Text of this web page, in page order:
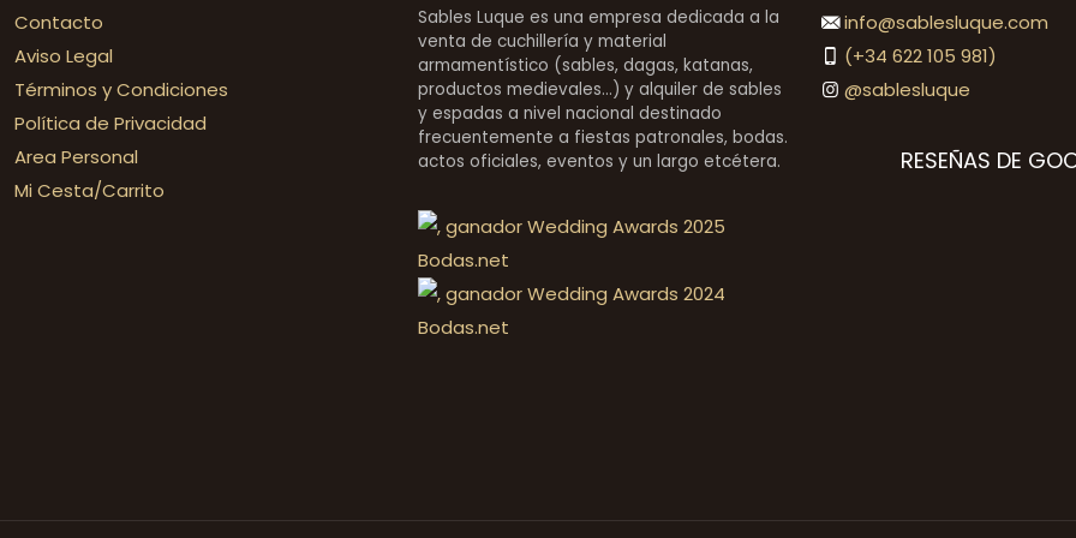
Contacto
Aviso Legal
Términos y Condiciones
Política de Privacidad
Area Personal
Mi Cesta/Carrito
Sables Luque es una empresa dedicada a la
venta de cuchillería y material
armamentístico (sables, dagas, katanas,
productos medievales...) y alquiler de sables
y espadas a nivel nacional destinado
frecuentemente a fiestas patronales, bodas.
actos oficiales, eventos y un largo etcétera.
info@sablesluque.com
(+34 622 105 981)
@sablesluque
RESEÑAS DE